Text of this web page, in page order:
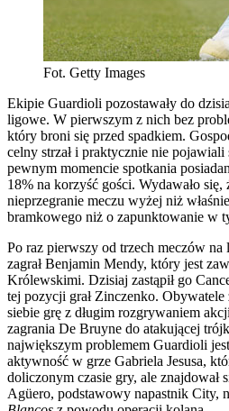
Fot. Getty Images
Ekipie Guardioli pozostawały do
ligowe. W pierwszym z nich bez
który broni się przed spadkiem.
celny strzał i praktycznie nie
pewnym momencie spotkania
18% na korzyść gości. Wydawało
nieprzegranie meczu wyżej niż
bramkowego niż o zapunktowanie w
Po raz pierwszy od trzech meczów
zagrał Benjamin Mendy, który jest
Królewskimi. Dzisiaj zastąpił go
tej pozycji grał Zinczenko.
siebie grę z długim rozgrywaniem
zagrania De Bruyne do atakującej
największym problemem Guardioli
aktywność w grze Gabriela Jesusa,
doliczonym czasie gry, ale znajdował
Agüero, podstawowy napastnik City,